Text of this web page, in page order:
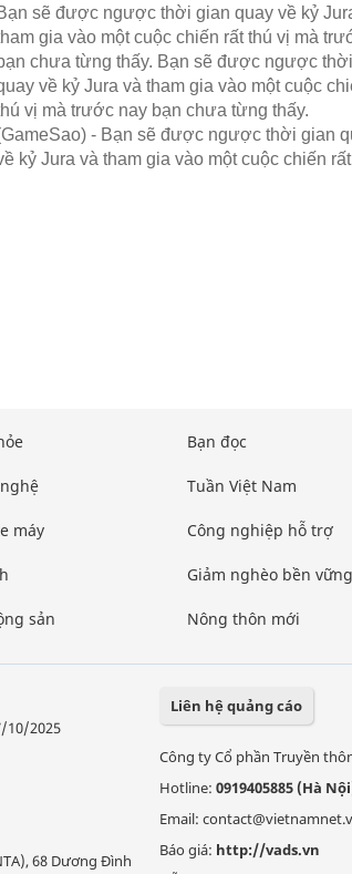
sẽ được ngược thời gian quay về kỷ
gia vào một cuộc chiến rất thú vị mà
chưa từng thấy. Bạn sẽ được ngược
về kỷ Jura và tham gia vào một cuộc
vị mà trước nay bạn chưa từng thấy.
- Bạn sẽ được ngược thời gian
kỷ Jura và tham gia vào một cuộc chiến
máy
sản
Bạn đọc
Tuần Việt Nam
Công nghiệp hỗ trợ
Giảm nghèo bền vững
Nông thôn mới
10/2025
68 Dương Đình
Liên hệ quảng cáo
Công ty Cổ phần Truyền
Hotline: 0919405885 (Hà
Email:
Báo giá: http://vads.vn